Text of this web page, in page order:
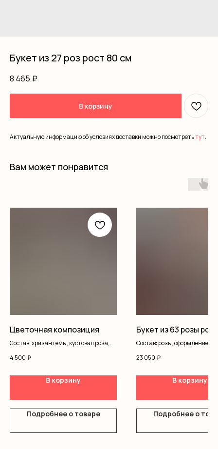
Букет из 27 роз рост 80 см
8 465 ₽
В корзину
Актуальную информацию об условиях доставки можно посмотретьтут.
Вам может понравится
Цветочная композиция
Состав: хризантемы, кустовая роза,
4 500 ₽
В корзину
Подробнее о товаре
Букет из 63 розы
Состав: розы, оформление
23 050 ₽
В корзину
Подробнее о